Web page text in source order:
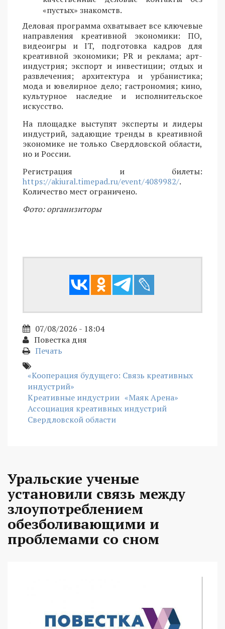
«пустых» знакомств.
Деловая программа охватывает все ключевые
направления креативной экономики: ПО,
видеоигры и IT, подготовка кадров для
креативной экономики; PR и реклама; арт-
индустрия; экспорт и инвестиции; отдых и
развлечения; архитектура и урбанистика;
мода и ювелирное дело; гастрономия; кино,
культурное наследие и исполнительское
искусство.
На площадке выступят эксперты и лидеры
индустрий, задающие тренды в креативной
экономике не только Свердловской области,
но и России.
Регистрация и билеты:
https://akiural.timepad.ru/event/4089982/.
Количество мест ограничено.
Фото: организиторы
07/08/2026 - 18:04
Повестка дня
Печать
«Кооперация будущего: Связь креативных
индустрий»
Креативные индустрии «Маяк Арена»
Ассоциация креативных индустрий
Свердловской области
Уральские ученые
установили связь между
злоупотреблением
обезболивающими и
проблемами со сном